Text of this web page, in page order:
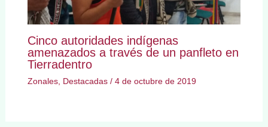
Cinco autoridades indígenas
amenazados a través de un panfleto en
Tierradentro
Zonales, Destacadas/ 4 de octubre de 2019